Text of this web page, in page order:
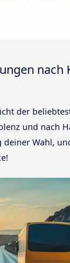
nach
der
und nach
Wahl,